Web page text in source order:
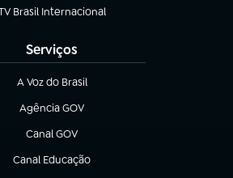
Brasil Internacional
(abre em nova aba)
Serviços
A Voz do Brasil
(abre em nova aba)
Agência GOV
(abre em nova aba)
Canal GOV
(abre em nova aba)
Canal Educação
(abre em nova aba)